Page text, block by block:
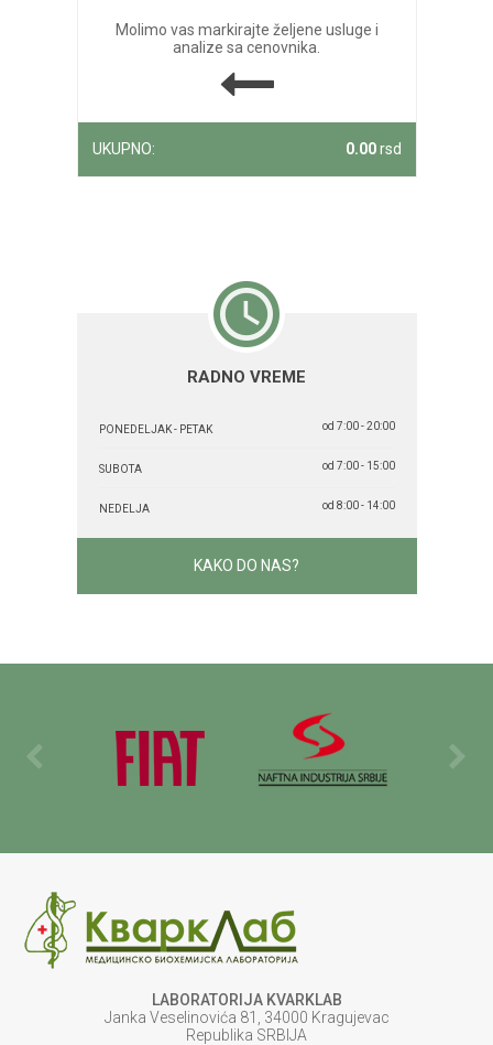
Molimo vas markirajte željene usluge i
analize sa cenovnika.
UKUPNO: 0.00rsd
RADNO VREME
PONEDELJAK - PETAK od 7:00 - 20:00
SUBOTA od 7:00 - 15:00
NEDELJA od 8:00 - 14:00
KAKO DO NAS?
LABORATORIJA KVARKLAB
Janka Veselinovića 81, 34000 Kragujevac
Republika SRBIJA